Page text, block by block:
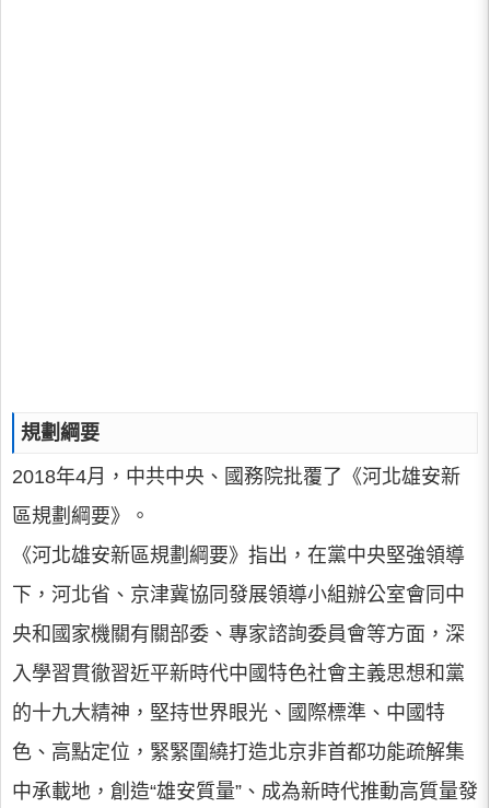
規劃綱要
2018年4月，中共中央、國務院批覆了《河北雄安新
區規劃綱要》。
《河北雄安新區規劃綱要》指出，在黨中央堅強領導
下，河北省、京津冀協同發展領導小組辦公室會同中
央和國家機關有關部委、專家諮詢委員會等方面，深
入學習貫徹習近平新時代中國特色社會主義思想和黨
的十九大精神，堅持世界眼光、國際標準、中國特
色、高點定位，緊緊圍繞打造北京非首都功能疏解集
中承載地，創造“雄安質量”、成為新時代推動高質量發